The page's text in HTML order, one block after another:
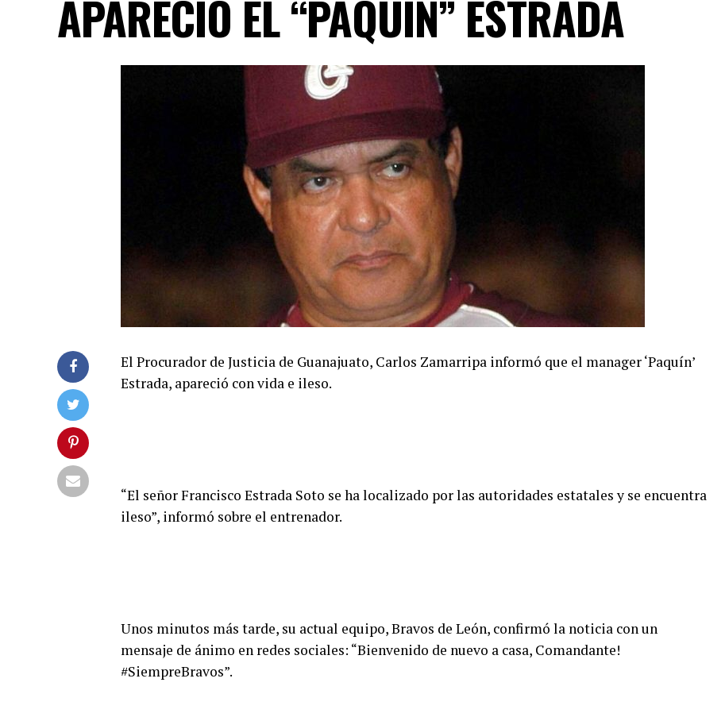
APARECIÓ EL “PAQUÍN” ESTRADA
El Procurador de Justicia de Guanajuato, Carlos Zamarripa informó que el manager ‘Paquín’
Estrada, apareció con vida e ileso.
“El señor Francisco Estrada Soto se ha localizado por las autoridades estatales y se encuentra
ileso”, informó sobre el entrenador.
Unos minutos más tarde, su actual equipo, Bravos de León, confirmó la noticia con un
mensaje de ánimo en redes sociales: “Bienvenido de nuevo a casa, Comandante!
#SiempreBravos”.